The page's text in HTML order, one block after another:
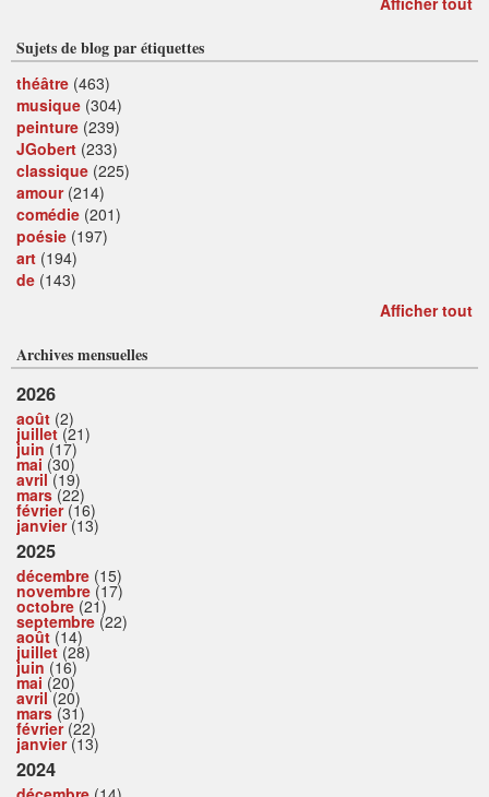
Sujets de blog par étiquettes
théâtre (463)
musique (304)
peinture (239)
JGobert (233)
classique (225)
amour(214)
comédie (201)
poésie (197)
art (194)
de (143)
Afficher tout
Archives mensuelles
2026
août (2)
juillet(21)
juin (17)
mai (30)
avril(19)
mars(22)
février(16)
janvier(13)
2025
décembre (15)
novembre (17)
octobre (21)
septembre (22)
août (14)
juillet(28)
juin (16)
mai (20)
avril(20)
mars(31)
février(22)
janvier(13)
2024